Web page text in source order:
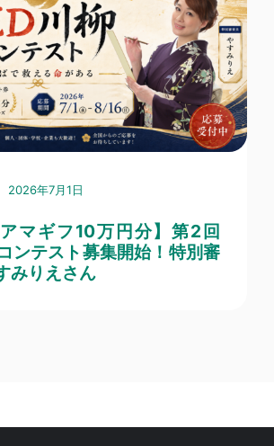
2026年7月1日
アマギフ10万円分】第2回
ンテスト募集開始！特別審
みりえさん